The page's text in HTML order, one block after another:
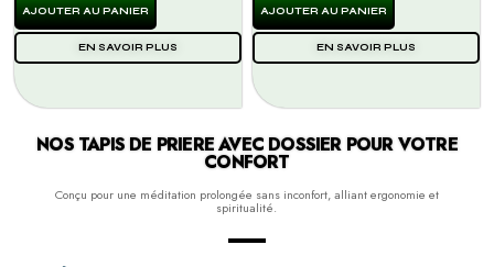
AJOUTER AU PANIER
EN SAVOIR PLUS
AJOUTER AU PANIER
EN SAVOIR PLUS
NOS TAPIS DE PRIERE AVEC DOSSIER POUR VOTRE
CONFORT
Conçu pour une méditation prolongée sans inconfort, alliant ergonomie et
spiritualité.